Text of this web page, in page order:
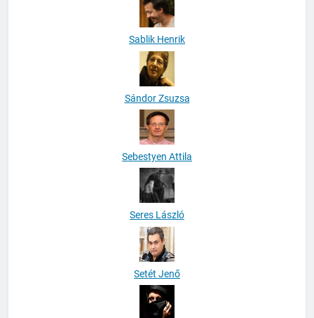
Sablik Henrik
Sándor Zsuzsa
Sebestyen Attila
Seres László
Setét Jenő